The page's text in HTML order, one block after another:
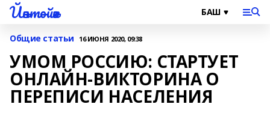
Йәнтөйәк
Общие статьи 16 ИЮНЯ 2020, 09:38
УМОМ РОССИЮ: СТАРТУЕТ
ОНЛАЙН-ВИКТОРИНА О
ПЕРЕПИСИ НАСЕЛЕНИЯ